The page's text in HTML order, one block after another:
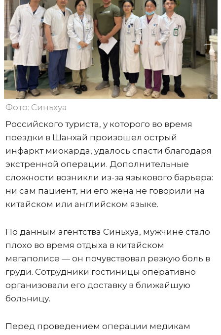
Фото: Синьхуа
Российского туриста, у которого во время
поездки в Шанхай произошел острый
инфаркт миокарда, удалось спасти благодаря
экстренной операции. Дополнительные
сложности возникли из-за языкового барьера:
ни сам пациент, ни его жена не говорили на
китайском или английском языке.
По данным агентства Синьхуа, мужчине стало
плохо во время отдыха в китайском
мегаполисе — он почувствовал резкую боль в
груди. Сотрудники гостиницы оперативно
организовали его доставку в ближайшую
больницу.
Перед проведением операции медикам